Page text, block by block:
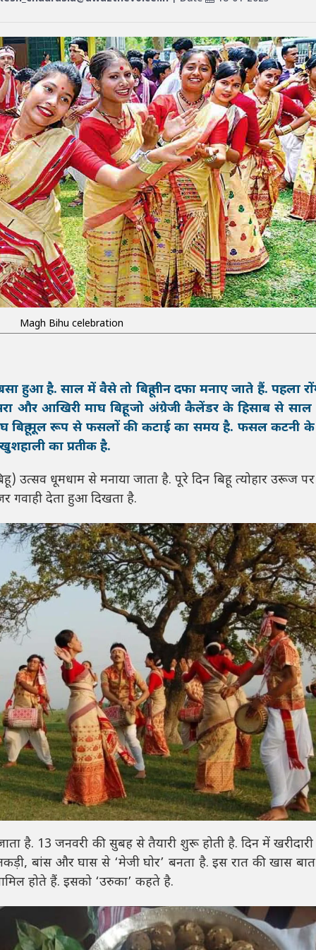
Magh Bihu celebration
हुआ है. साल में वैसे तो बिहू तीन दफा मनाए जाते हैं. पहला
और आखिरी माघ बिहू, जो अंग्रेजी कैलेंडर के हिसाब से
बिहू मूल रूप से फसलों की कटाई का समय है. फसल कटनी के
का प्रतीक है.
उत्सव धूमधाम से मनाया जाता है. पूरे दिन बिहू त्योहार उरूज
गवाही देता हुआ दिखता है.
है. 13 जनवरी की सुबह से तैयारी शुरू होती है. दिन में
बांस और घास से ‘मेजी घोर’ बनता है. इस रात की खास
होते हैं. इसको ‘उरुका’ कहते है.